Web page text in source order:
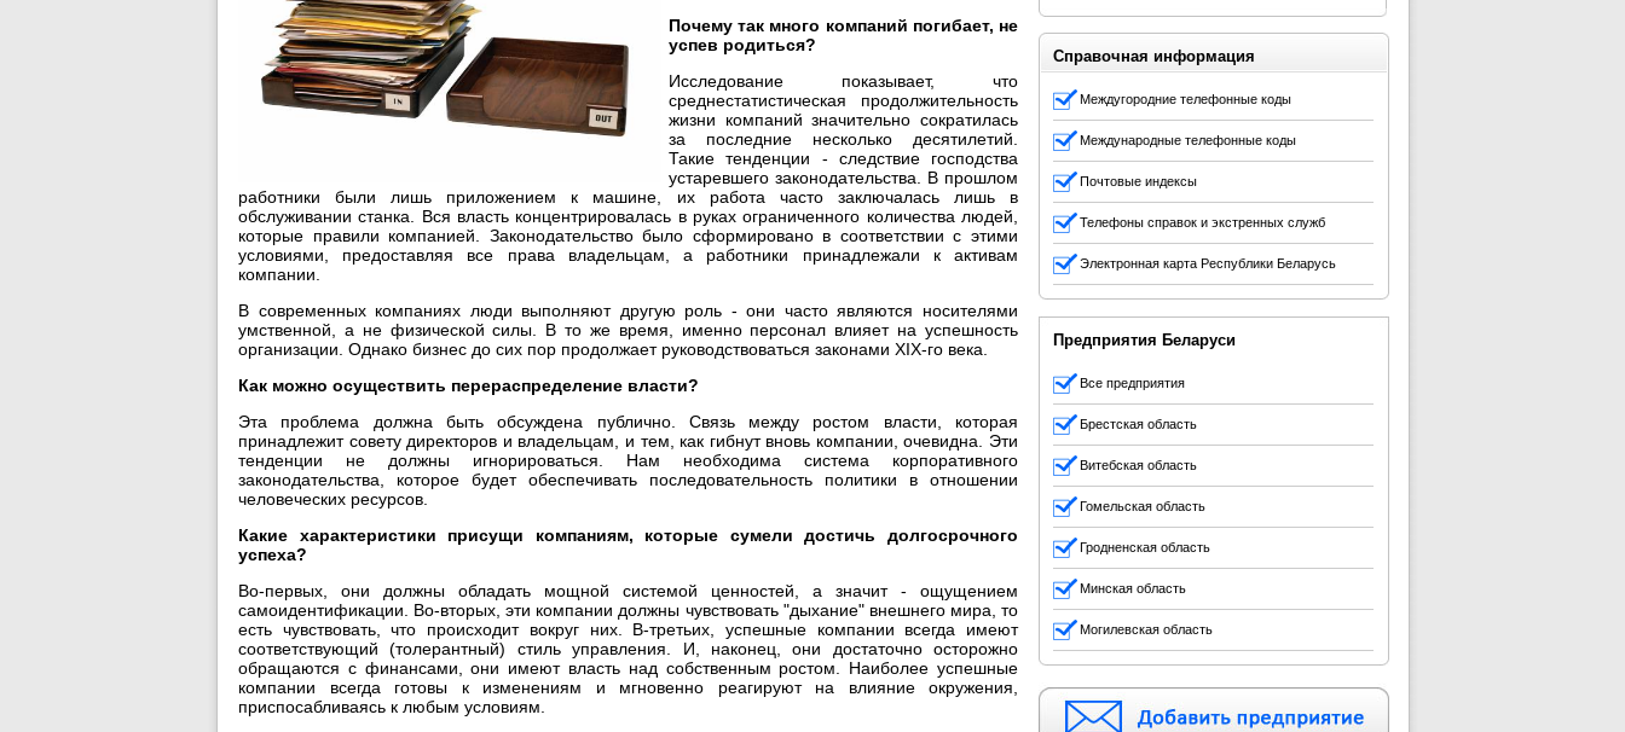
Почему так много компаний погибает, не
успев родиться?
Исследование показывает, что
среднестатистическая продолжительность
жизни компаний значительно сократилась
за последние несколько десятилетий.
Такие тенденции - следствие господства
устаревшего законодательства. В прошлом
работники были лишь приложением к машине, их работа часто заключалась лишь в
обслуживании станка. Вся власть концентрировалась в руках ограниченного количества людей,
которые правили компанией. Законодательство было сформировано в соответствии с этими
условиями, предоставляя все права владельцам, а работники принадлежали к активам
компании.
В современных компаниях люди выполняют другую роль - они часто являются носителями
умственной, а не физической силы. В то же время, именно персонал влияет на успешность
организации. Однако бизнес до сих пор продолжает руководствоваться законами XIX-го века.
Как можно осуществить перераспределение власти?
Эта проблема должна быть обсуждена публично. Связь между ростом власти, которая
принадлежит совету директоров и владельцам, и тем, как гибнут вновь компании, очевидна. Эти
тенденции не должны игнорироваться. Нам необходима система корпоративного
законодательства, которое будет обеспечивать последовательность политики в отношении
человеческих ресурсов.
Какие характеристики присущи компаниям, которые сумели достичь долгосрочного
успеха?
Во-первых, они должны обладать мощной системой ценностей, а значит - ощущением
самоидентификации. Во-вторых, эти компании должны чувствовать "дыхание" внешнего мира, то
есть чувствовать, что происходит вокруг них. В-третьих, успешные компании всегда имеют
соответствующий (толерантный) стиль управления. И, наконец, они достаточно осторожно
обращаются с финансами, они имеют власть над собственным ростом. Наиболее успешные
компании всегда готовы к изменениям и мгновенно реагируют на влияние окружения,
приспосабливаясь к любым условиям.
Справочная информация
Междугородние телефонные коды
Международные телефонные коды
Почтовые индексы
Телефоны справок и экстренных служб
Электронная карта Республики Беларусь
Предприятия Беларуси
Все предприятия
Брестская область
Витебская область
Гомельская область
Гродненская область
Минская область
Могилевская область